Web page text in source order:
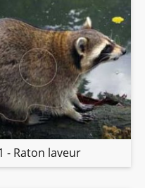
- Raton laveur